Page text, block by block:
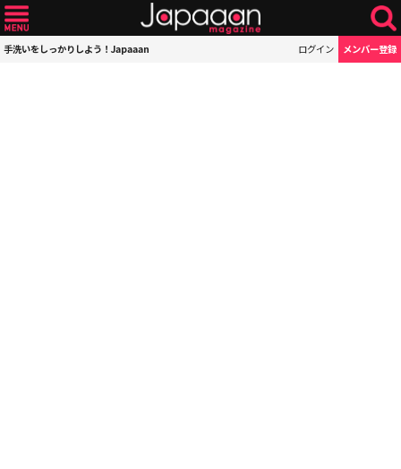
手洗いをしっかりしよう！Japaaan ログイン メンバー登録